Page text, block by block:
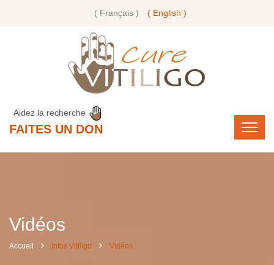
( Français ) ( English )
Aidez la recherche
FAITES UN DON
Vidéos
Accueil Infos Vitiligo Vidéos